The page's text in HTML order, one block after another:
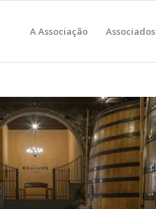
A Associação Associados